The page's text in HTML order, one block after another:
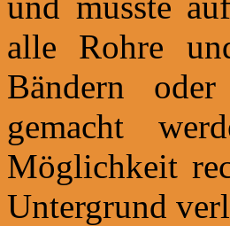
alle Rohre
Bändern
gemacht
Möglichkeit
Untergrund